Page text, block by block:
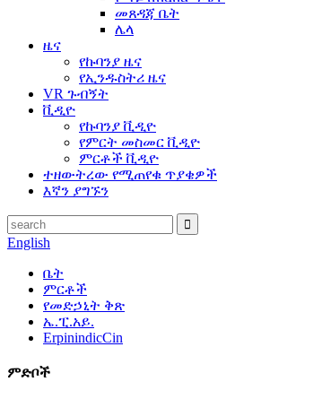
መጸዳጃ ቤት
ሌላ
ዜና
የኩባንያ ዜና
የኢንዱስትሪ ዜና
VR ጉብኝት
ቪዲዮ
የኩባንያ ቪዲዮ
የምርት መስመር ቪዲዮ
ምርቶች ቪዲዮ
ተዘውትረው የሚጠየቁ ጥያቄዎች
እኛን ያግኙን
English
ቤት
ምርቶች
የመድኃኒት ቅጽ
ኤ.ፒ.አይ.
ErpinindicCin
ምድቦች